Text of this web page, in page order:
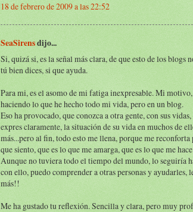
18 de febrero de 2009 a las 22:52
SeaSirensdijo...
Si, quizá si, es la señal más clara, de que esto de los blogs
tú bien dices, si que ayuda.
Para mi, es el asomo de mi fatiga inexpresable. Mi
haciendo lo que he hecho todo mi vida, pero en un blog.
Eso ha provocado, que conozca a otra gente, con sus
expres claramente, la situación de su vida en muchos de
más...pero al fin, todo esto me llena, porque me
que siento, que es lo que me amarga, que es lo que me
Aunque no tuviera todo el tiempo del mundo, lo seguiría
con ello, puedo comprender a otras personas y ayudarles,
más!!
Me ha gustado tu reflexión. Sencilla y clara, pero muy